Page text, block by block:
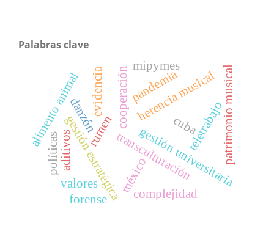
Palabras clave
gestión universitaria
cooperación
gestión estratégica
rumen
alimento animal
aditivos
herencia musicalpatrimonio musical
transculturación
méxico
cuba
danzón
complejidad
pandemia
teletrabajo
valores
mipymes
forense
evidencia
políticas